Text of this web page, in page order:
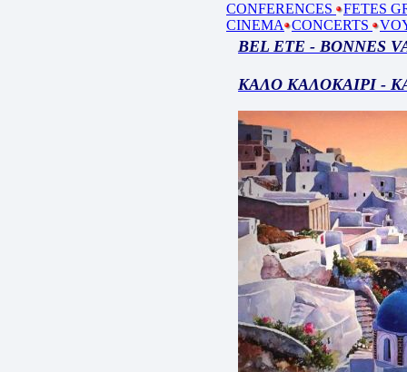
CONFERENCES
FETES
CINEMA CONCERTS
BEL ETE - BONNES
ΚΑΛΟ ΚΑΛΟΚΑΙΡΙ -